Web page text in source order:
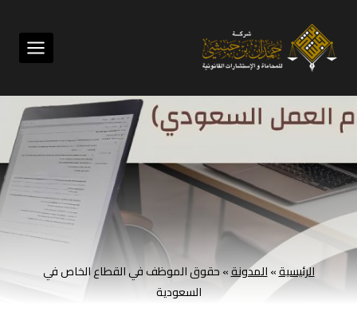
المحتوى
الرئيسية»المدونة»حقوق الموظف في القطاع الخاص في
السعودية